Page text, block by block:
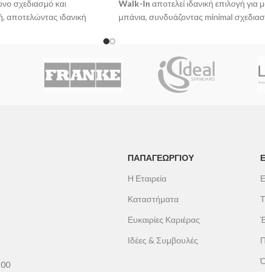
σχεδιασμό και
αποτελώντας ιδανική
αλάτων και
προσφέροντας
Walk-In αποτελεί ιδανική επιλογή για
μπάνια, συνδυάζοντας minimal
και ασφάλεια, καθώς και τεχνολογία
Glass Nanotechnology, που μειώνει τη
συσσώρευση αλάτων και λεκέδων,
ΠΑΠΑΓΕΩΡΓΊΟΥ
Η Εταιρεία
Καταστήματα
Ευκαιρίες Καριέρας
Ιδέες & Συμβουλές